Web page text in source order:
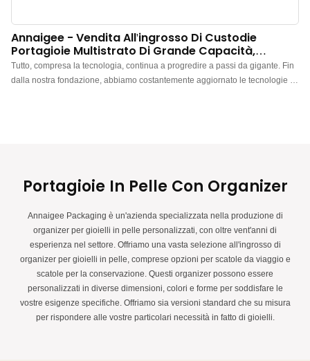
Annaigee - Vendita All'ingrosso Di Custodie
Portagioie Multistrato Di Grande Capacità,
Espositori Per Gioielli Di Lusso In Pelle PU
Tutto, compresa la tecnologia, continua a progredire a passi da gigante. Fin
dalla nostra fondazione, abbiamo costantemente aggiornato le tecnologie e
Portagioie In Pelle Con Organizer
Annaigee Packaging è un'azienda specializzata nella produzione di
organizer per gioielli in pelle personalizzati, con oltre vent'anni di
esperienza nel settore. Offriamo una vasta selezione all'ingrosso di
organizer per gioielli in pelle, comprese opzioni per scatole da viaggio e
scatole per la conservazione. Questi organizer possono essere
personalizzati in diverse dimensioni, colori e forme per soddisfare le
vostre esigenze specifiche. Offriamo sia versioni standard che su misura
per rispondere alle vostre particolari necessità in fatto di gioielli.